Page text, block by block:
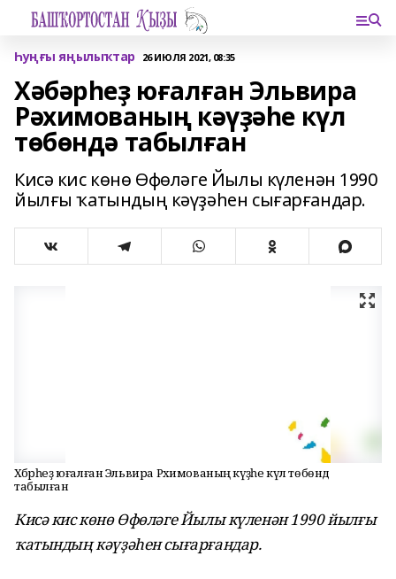
Һуңғы яңылыҡтар 26 ИЮЛЯ 2021, 08:35
Хәбәрһеҙ юғалған Эльвира
Рәхимованың кәүҙәһе күл
төбөндә табылған
Кисә кис көнө Өфөләге Йылы күленән 1990
йылғы ҡатындың кәүҙәһен сығарғандар.
Хәбәрһеҙ юғалған Эльвира Рәхимованың кәүҙәһе күл төбөндә
табылған
Кисә кис көнө Өфөләге Йылы күленән 1990 йылғы
ҡатындың кәүҙәһен сығарғандар.